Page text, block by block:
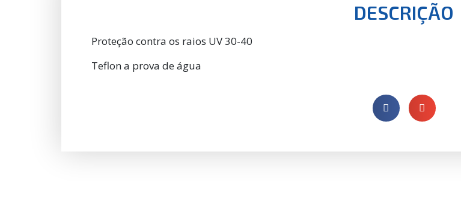
DESCRIÇÃO
Proteção contra os raios UV 30-40
Teflon a prova de água